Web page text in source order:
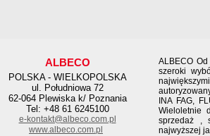
ALBECO
POLSKA - WIELKOPOLSKA
ul. Południowa 72
62-064 Plewiska k/ Poznania
Tel: +48 61 6245100
e-kontakt@albeco.com.pl
www.albeco.com.pl
ALBECO
szeroki
INA FAG,
Wieloletnie
sprzedaż ,
najwyższej